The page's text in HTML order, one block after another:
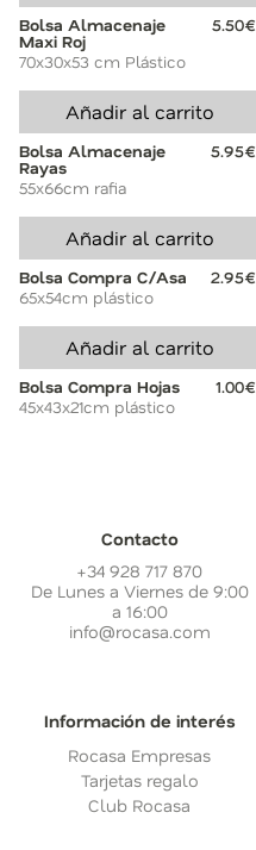
Bolsa Almacenaje
Maxi Roj
5.50€
70x30x53 cm Plástico
Añadir al carrito
Bolsa Almacenaje
Rayas
5.95€
55x66cm rafia
Añadir al carrito
Bolsa Compra C/Asa
2.95€
65x54cm plástico
Añadir al carrito
Bolsa Compra Hojas
1.00€
45x43x21cm plástico
Contacto
+34 928 717 870
De Lunes a Viernes de 9:00
a 16:00
info@rocasa.com
Información de interés
Rocasa Empresas
Tarjetas regalo
Club Rocasa